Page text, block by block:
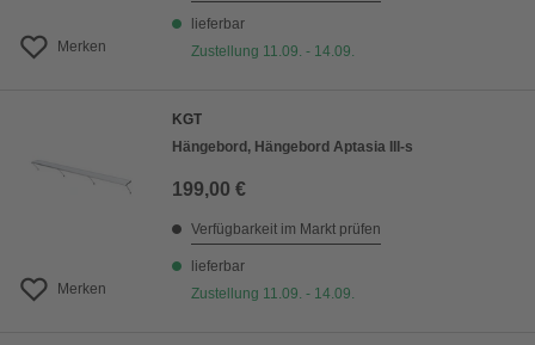
Merken
lieferbar
Zustellung 11.09. - 14.09.
Merken
KGT
Hängebord, Hängebord Aptasia III-s
199,00 €
Verfügbarkeit im Markt prüfen
lieferbar
Zustellung 11.09. - 14.09.